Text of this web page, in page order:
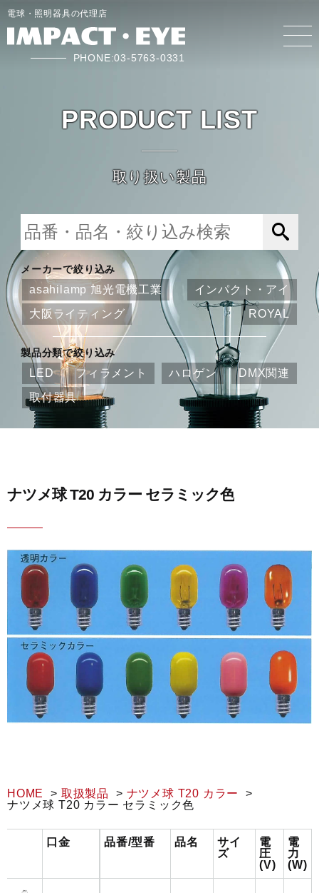
電球・照明器具の代理店
PHONE:03-5763-0331
PRODUCT LIST
取り扱い製品
メーカーで絞り込み
asahilamp 旭光電機工業
インパクト・アイ
大阪ライティング
ROYAL
製品分類で絞り込み
LED フィラメント ハロゲン
DMX関連
取付器具
ナツメ球 T20 カラー セラミック色
HOME 取扱製品
ナツメ球 T20 カラー
ナツメ球 T20 カラー セラミック色
口金 品番/型番 品名
サイ
ズ
電
圧
(V)
電
力
(W)